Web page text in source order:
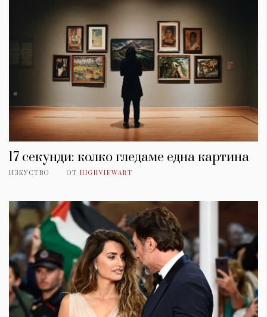
17 секунди: колко гледаме една картина
ИЗКУСТВО ОТ HIGHVIEWART